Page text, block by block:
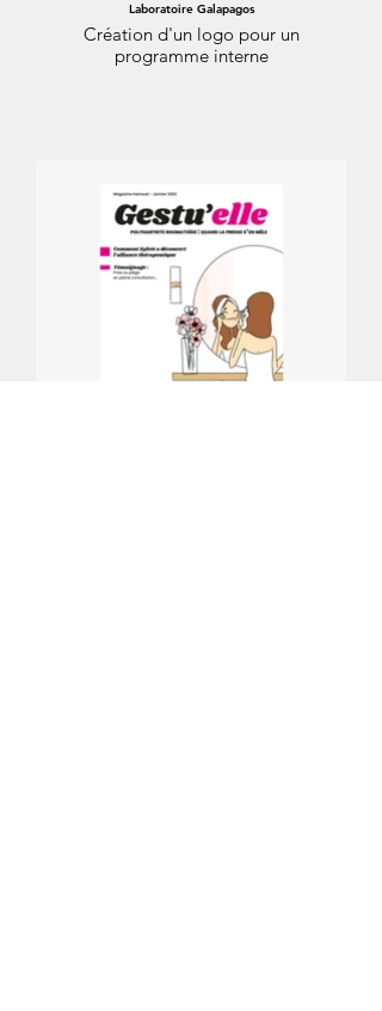
Laboratoire Galapagos
Création d'un logo pour un
programme interne